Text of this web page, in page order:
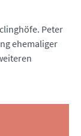
Peter
ehemaliger